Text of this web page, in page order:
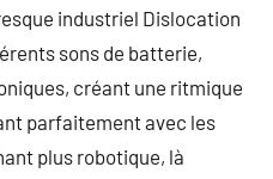
industriel Dislocation
sons de batterie,
créant une ritmique
parfaitement avec les
plus robotique, là